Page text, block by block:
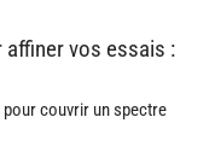
affiner vos essais :
couvrir un spectre